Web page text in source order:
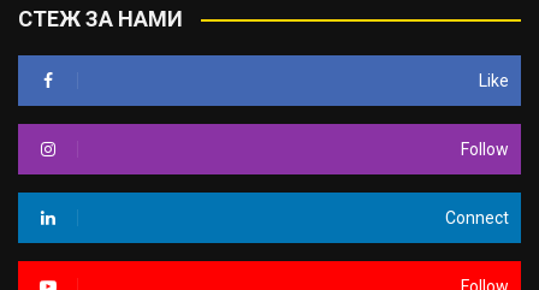
СТЕЖ ЗА НАМИ
Like
Follow
Connect